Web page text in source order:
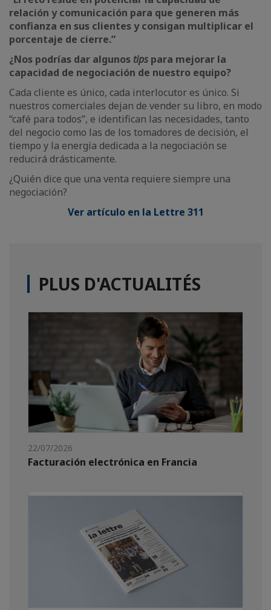
relación y comunicación para que generen más
confianza en sus clientes y consigan multiplicar el
porcentaje de cierre.”
¿Nos podrías dar algunos tips para mejorar la
capacidad de negociación de nuestro equipo?
Cada cliente es único, cada interlocutor es único. Si
nuestros comerciales dejan de vender su libro, en modo
“café para todos”, e identifican las necesidades, tanto
del negocio como las de los tomadores de decisión, el
tiempo y la energía dedicada a la negociación se
reducirá drásticamente.
¿Quién dice que una venta requiere siempre una
negociación?
Ver artículo en la Lettre 311
PLUS D'ACTUALITÉS
22/07/2026
Facturación electrónica en Francia